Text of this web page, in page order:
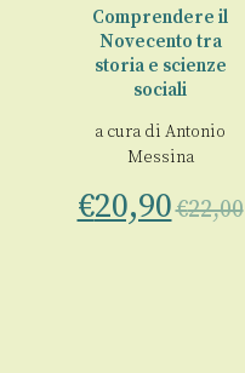
Comprendere il
Novecento tra
storia e scienze
sociali
a cura di Antonio
Messina
€20,90€22,00